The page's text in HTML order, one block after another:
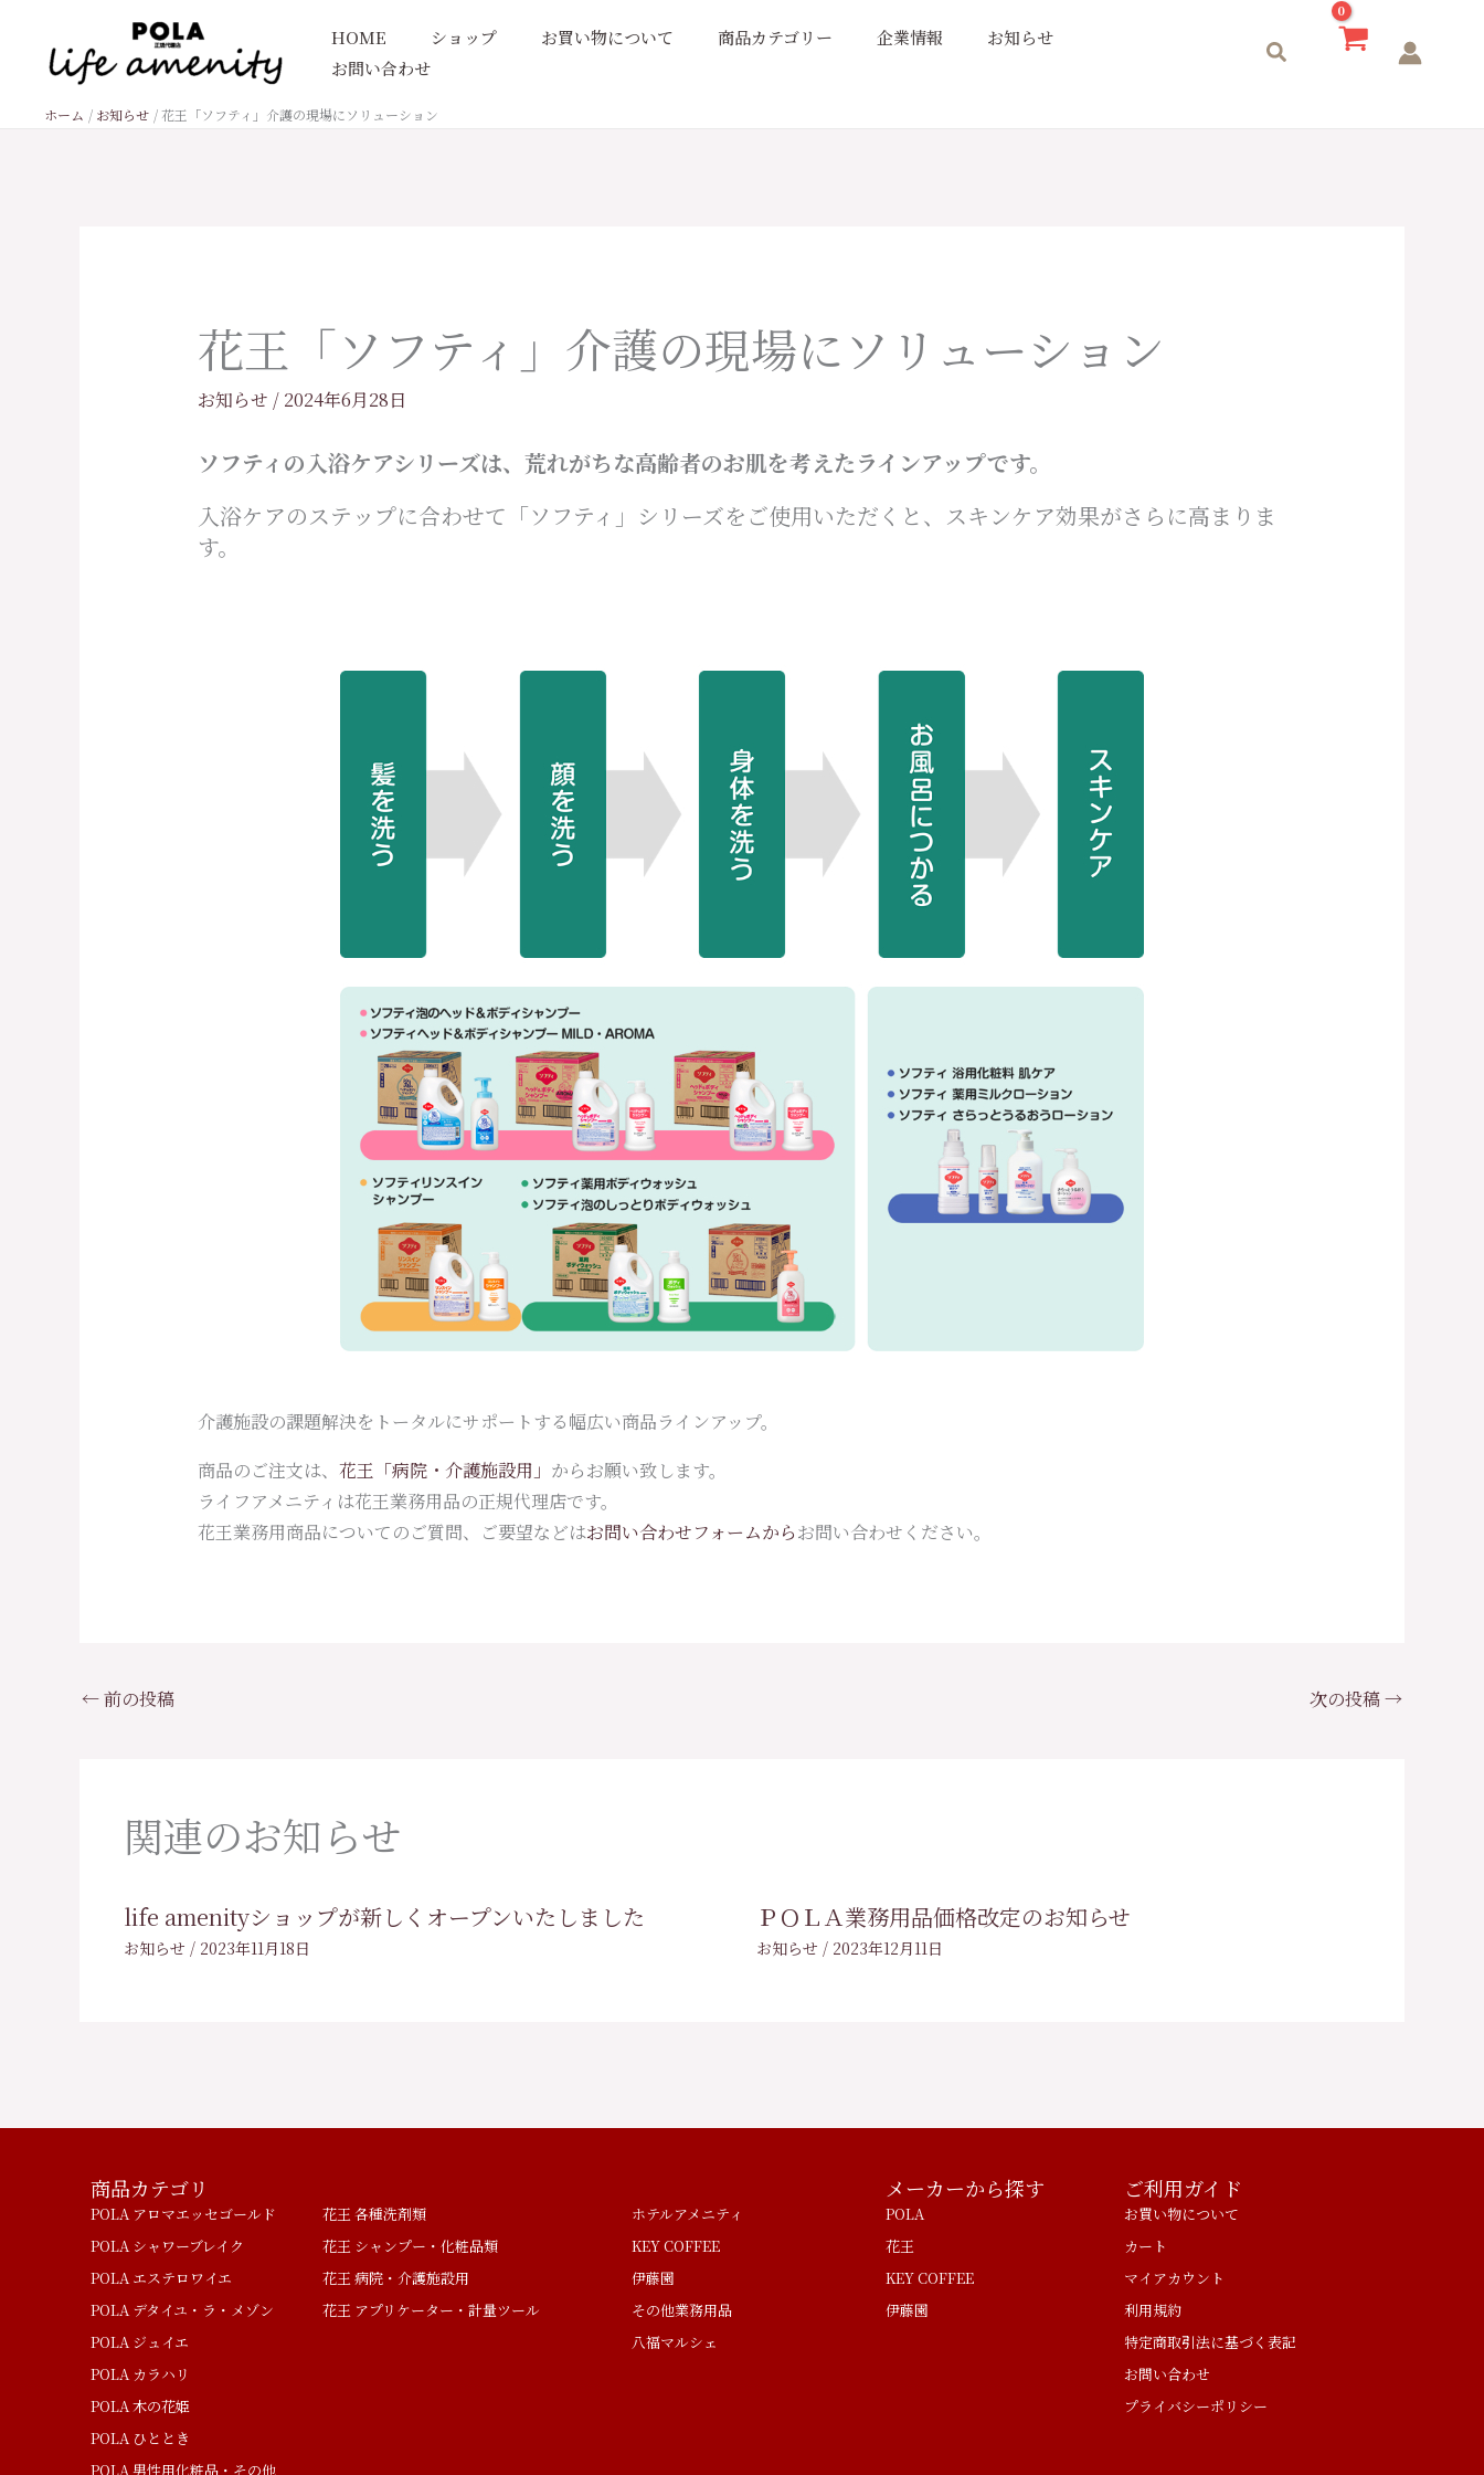
HOME ショップ お買い物について 商品カテゴリー 企業情報
お知らせ
お問い合わせ
検
ホーム お知らせ 花王「ソフティ」介護の現場にソリューション
花王「ソフティ」介護の現場にソリューション
お知らせ / 2024年6月28日
ソフティの入浴ケアシリーズは、荒れがちな高齢者のお肌を考えたラインアップです。
入浴ケアのステップに合わせて「ソフティ」シリーズをご使用いただくと、スキンケア効果がさらに高まりま
す。
介護施設の課題解決をトータルにサポートする幅広い商品ラインアップ。
商品のご注文は、 花王「病院・介護施設用」 からお願い致します。
ライフアメニティは花王業務用品の正規代理店です。
花王業務用商品についてのご質問、ご要望などはお問い合わせフォームからお問い合わせください。
←前の投稿 次の投稿→
関連のお知らせ
life amenityショップが新しくオープンいたしました
お知らせ / 2023年11月18日
ＰＯＬＡ業務用品価格改定のお知らせ
お知らせ / 2023年12月11日
商品カテゴリ
POLA アロマエッセゴールド
POLA シャワーブレイク
POLA エステロワイエ
POLA デタイユ・ラ・メゾン
POLA ジュイエ
POLA カラハリ
POLA 木の花姫
POLA ひととき
POLA 男性用化粧品・その他
花王 各種洗剤類
花王 シャンプー・化粧品類
花王 病院・介護施設用
花王 アプリケーター・計量ツール
ホテルアメニティ
KEY COFFEE
伊藤園
その他業務用品
八福マルシェ
メーカーから探す
POLA
花王
KEY COFFEE
伊藤園
ご利用ガイド
お買い物について
カート
マイアカウント
利用規約
特定商取引法に基づく表記
お問い合わせ
プライバシーポリシー